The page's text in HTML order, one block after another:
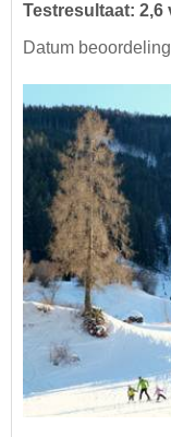
Testresultaat: 2,6
Datum